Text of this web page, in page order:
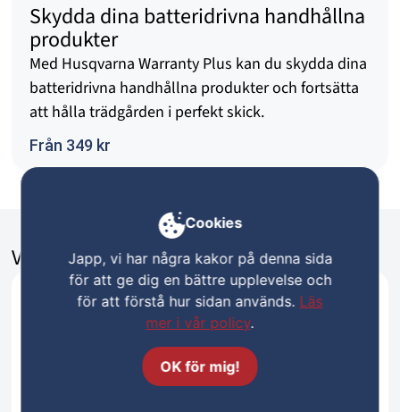
Skydda dina batteridrivna handhållna
produkter
Med Husqvarna Warranty Plus kan du skydda dina
batteridrivna handhållna produkter och fortsätta
att hålla trädgården i perfekt skick.
Från 349 kr
Vi säljer också
Cookies
Japp, vi har några kakor på denna sida
för att ge dig en bättre upplevelse och
för att förstå hur sidan används. Läs
mer i vår policy.
OK för mig!